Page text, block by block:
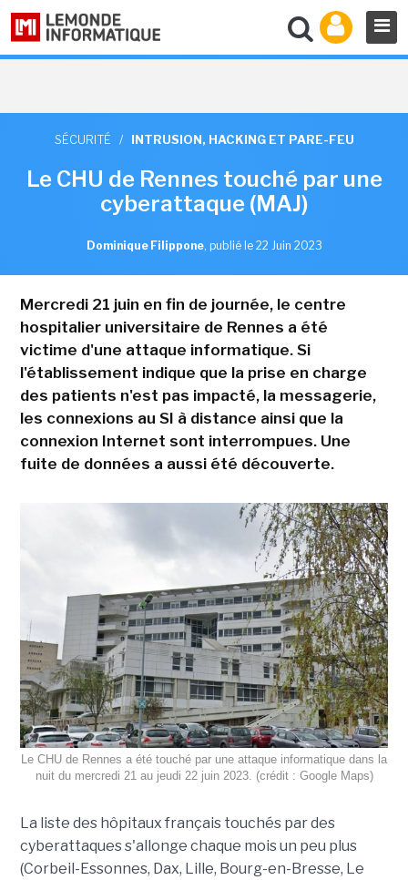
SÉCURITÉ / INTRUSION, HACKING ET PARE-FEU
Le CHU de Rennes touché par une
cyberattaque (MAJ)
Dominique Filippone, publié le 22 Juin 2023
Mercredi 21 juin en fin de journée, le centre
hospitalier universitaire de Rennes a été
victime d'une attaque informatique. Si
l'établissement indique que la prise en charge
des patients n'est pas impacté, la messagerie,
les connexions au SI à distance ainsi que la
connexion Internet sont interrompues. Une
fuite de données a aussi été découverte.
Le CHU de Rennes a été touché par une attaque informatique dans la
nuit du mercredi 21 au jeudi 22 juin 2023. (crédit : Google Maps)
La liste des hôpitaux français touchés par des
cyberattaques s'allonge chaque mois un peu plus
(Corbeil-Essonnes, Dax, Lille, Bourg-en-Bresse, Le